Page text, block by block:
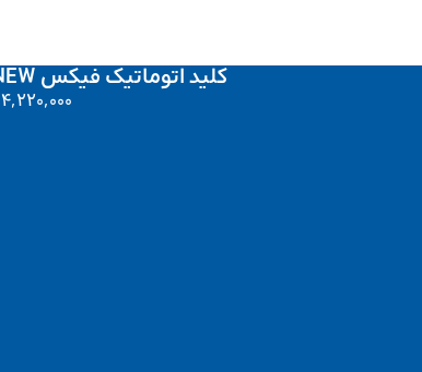
کلید اتوماتیک فیکس 63A NEW ظرفیت قطع 35
4,220,000